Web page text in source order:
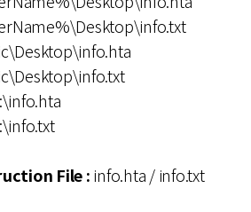
File :info.hta / info.txt